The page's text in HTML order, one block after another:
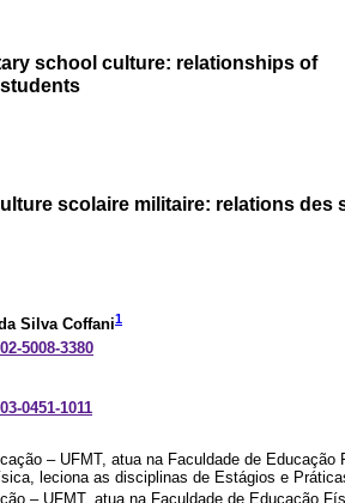
school culture: relationships of
scolaire militaire: relations
Silva Coffani1
5008-3380
0451-1011
– UFMT, atua na Faculdade de
leciona as disciplinas de Estágios e